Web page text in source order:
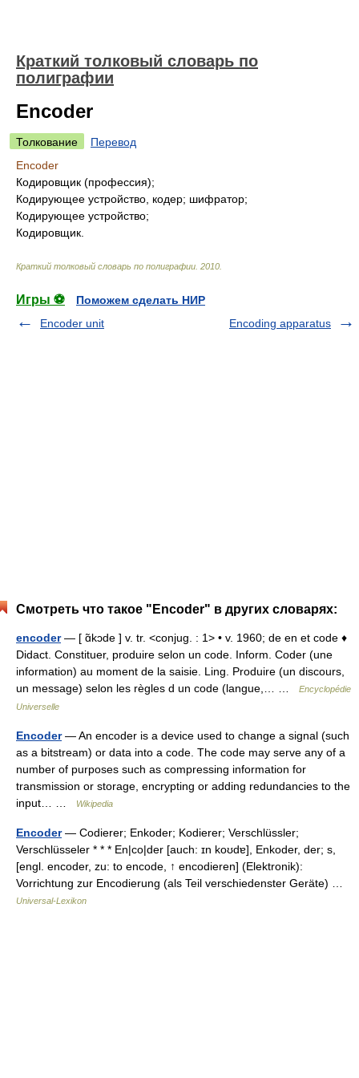
Краткий толковый словарь по
полиграфии
Encoder
Толкование
Перевод
Encoder
Кодировщик (профессия);
Кодирующее устройство, кодер; шифратор;
Кодирующее устройство;
Кодировщик.
Краткий толковый словарь по полиграфии 2010
Игры ⚽
Поможем сделать НИР
Encoder unit
Encoding apparatus
Смотреть что такое "Encoder" в других словарях:
encoder— [ ɑ̃kɔde ] v. tr. <conjug. : 1> • v. 1960; de en et code ♦
Didact. Constituer, produire selon un code. Inform. Coder (une
information) au moment de la saisie. Ling. Produire (un discours,
un message) selon les règles d un code (langue,… …
Encyclopédie
Universelle
Encoder— An encoder is a device used to change a signal (such
as a bitstream) or data into a code. The code may serve any of a
number of purposes such as compressing information for
transmission or storage, encrypting or adding redundancies to the
input… …
Wikipedia
Encoder— Codierer; Enkoder; Kodierer; Verschlüssler;
Verschlüsseler * * * En|co|der [auch: ɪn koʊdɐ], Enkoder, der; s,
[engl. encoder, zu: to encode, ↑ encodieren] (Elektronik):
Vorrichtung zur Encodierung (als Teil verschiedenster Geräte) …
Universal-Lexikon